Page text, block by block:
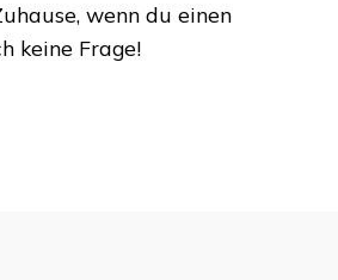
wenn du einen
keine Frage!